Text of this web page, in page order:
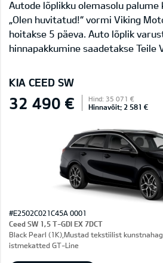
Autode lõplikku olemasolu
„Olen huvitatud!“ vormi Viking
hoitakse 5 päeva. Auto lõplik
hinnapakkumine saadetakse Teile
KIA CEED SW
32 490 € Hind: 35 071 €
Hinnavõit: 2 581 €
#E2502C021C45A 0001
Ceed SW 1,5 T-GDI EX 7DCT
Black Pearl (1K),Mustad tekstiilist
istmekatted GT-Line